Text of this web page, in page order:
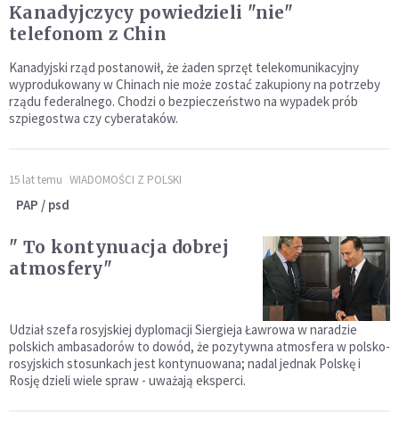
Kanadyjczycy powiedzieli "nie"
telefonom z Chin
Kanadyjski rząd postanowił, że żaden sprzęt telekomunikacyjny
wyprodukowany w Chinach nie może zostać zakupiony na potrzeby
rządu federalnego. Chodzi o bezpieczeństwo na wypadek prób
szpiegostwa czy cyberataków.
15 lat temu WIADOMOŚCI Z POLSKI
PAP / psd
" To kontynuacja dobrej
atmosfery"
Udział szefa rosyjskiej dyplomacji Siergieja Ławrowa w naradzie
polskich ambasadorów to dowód, że pozytywna atmosfera w polsko-
rosyjskich stosunkach jest kontynuowana; nadal jednak Polskę i
Rosję dzieli wiele spraw - uważają eksperci.